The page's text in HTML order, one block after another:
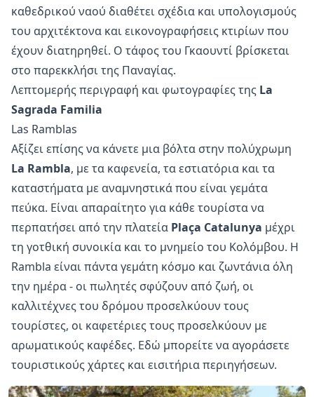
καθεδρικού ναού διαθέτει σχέδια και υπολογισμούς
του αρχιτέκτονα και εικονογραφήσεις κτιρίων που
έχουν διατηρηθεί. Ο τάφος του Γκαουντί βρίσκεται
στο παρεκκλήσι της Παναγίας.
Λεπτομερής περιγραφή και φωτογραφίες της La
Sagrada Familia
Las Ramblas
Αξίζει επίσης να κάνετε μια βόλτα στην πολύχρωμη
La Rambla, με τα καφενεία, τα εστιατόρια και τα
καταστήματα με αναμνηστικά που είναι γεμάτα
πεύκα. Είναι απαραίτητο για κάθε τουρίστα να
περπατήσει από την πλατεία Plaça Catalunya μέχρι
τη γοτθική συνοικία και το μνημείο του Κολόμβου. Η
Rambla είναι πάντα γεμάτη κόσμο και ζωντάνια όλη
την ημέρα - οι πωλητές σφύζουν από ζωή, οι
καλλιτέχνες του δρόμου προσελκύουν τους
τουρίστες, οι καφετέριες τους προσελκύουν με
αρωματικούς καφέδες. Εδώ μπορείτε να αγοράσετε
τουριστικούς χάρτες και εισιτήρια περιηγήσεων.